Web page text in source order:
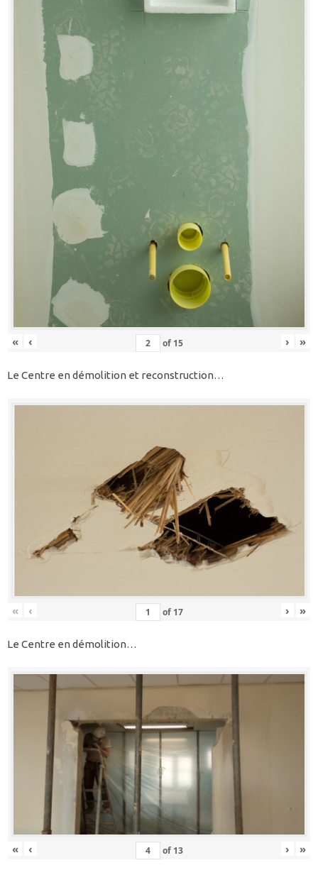
« ‹ of 15 › »
Le Centre en démolition et reconstruction…
« ‹ of 17 › »
Le Centre en démolition…
« ‹ of 13 › »